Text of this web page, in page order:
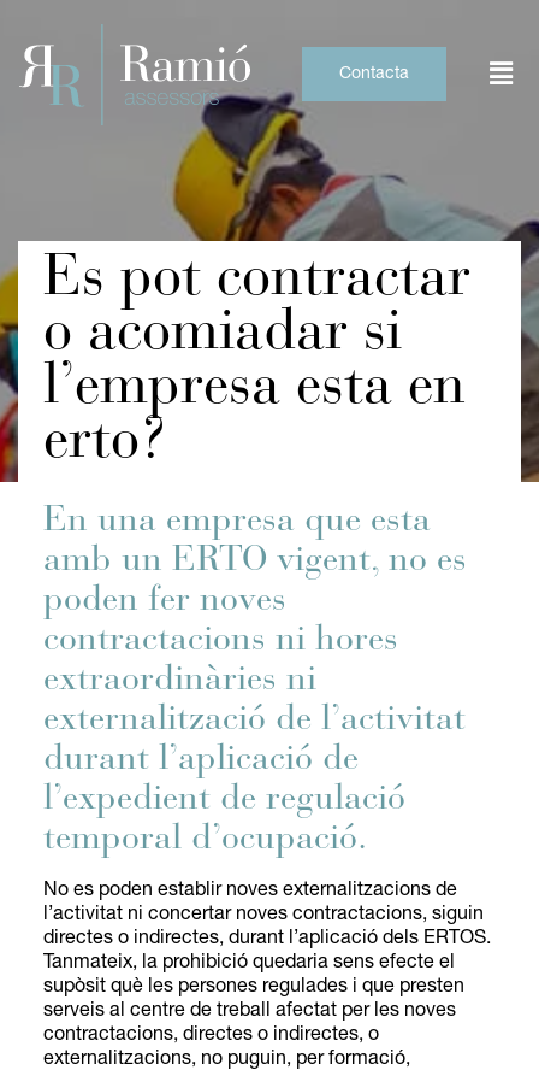
content
Contacta
Es pot contractar
o acomiadar si
l’empresa esta en
erto?
En una empresa que esta
amb un ERTO vigent, no es
poden fer noves
contractacions ni hores
extraordinàries ni
externalització de l’activitat
durant l’aplicació de
l’expedient de regulació
temporal d’ocupació.
No es poden establir noves externalitzacions de
l’activitat ni concertar noves contractacions, siguin
directes o indirectes, durant l’aplicació dels ERTOS.
Tanmateix, la prohibició quedaria sens efecte el
supòsit què les persones regulades i que presten
serveis al centre de treball afectat per les noves
contractacions, directes o indirectes, o
externalitzacions, no puguin, per formació,